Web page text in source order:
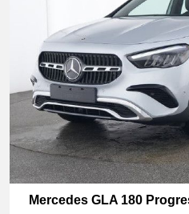
Mercedes GLA 180